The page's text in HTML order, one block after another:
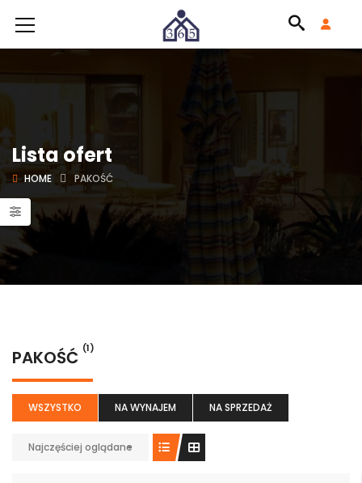
Lista ofert
HOME PAKOŚĆ
PAKOŚĆ (1)
WSZYSTKO NA WYNAJEM NA SPRZEDAŻ
Najczęściej oglądane